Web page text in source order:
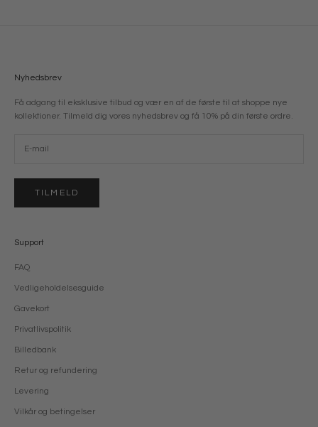
Nyhedsbrev
Få adgang til eksklusive tilbud og vær en af de første til at shoppe nye
kollektioner. Tilmeld dig vores nyhedsbrev og få 10% på din første ordre.
TILMELD
Support
FAQ
Vedligeholdelsesguide
Gavekort
Privatlivspolitik
Billedbank
Retur og refundering
Levering
Vilkår og betingelser